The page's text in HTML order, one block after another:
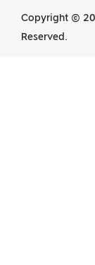
Copyright ©
Reserved.